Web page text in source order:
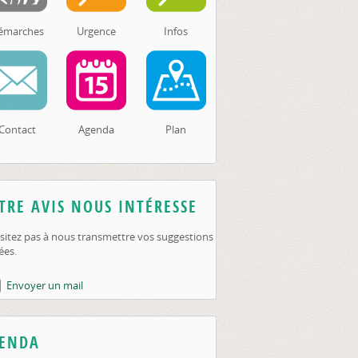
Urgence Infos
Agenda Plan
AVIS NOUS INTÉRESSE
pas à nous transmettre vos suggestions
Envoyer un mail